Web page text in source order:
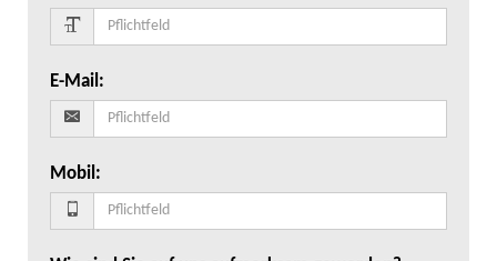
E-Mail :
Mobil :